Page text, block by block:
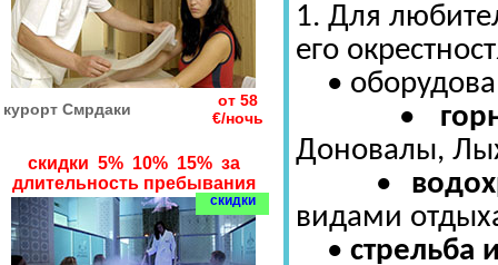
курорт Смрдаки
от 58
€/ночь
скидки 5% 10% 15% за
длительность пребывания
скидки
1. Для
его
•
•
Доновалы,
•
видами
• стрельба